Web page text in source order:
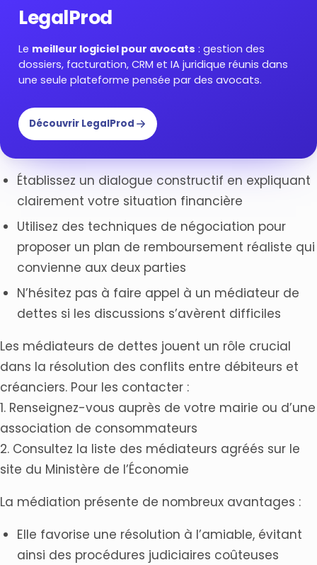
LegalProd
Le meilleur logiciel pour avocats : gestion des
dossiers, facturation, CRM et IA juridique réunis dans
une seule plateforme pensée par des avocats.
Découvrir LegalProd
Établissez un dialogue constructif en expliquant
clairement votre situation financière
Utilisez des techniques de négociation pour
proposer un plan de remboursement réaliste qui
convienne aux deux parties
N’hésitez pas à faire appel à un médiateur de
dettes si les discussions s’avèrent difficiles
Les médiateurs de dettes jouent un rôle crucial
dans la résolution des conflits entre débiteurs et
créanciers. Pour les contacter :
1. Renseignez-vous auprès de votre mairie ou d’une
association de consommateurs
2. Consultez la liste des médiateurs agréés sur le
site du Ministère de l’Économie
La médiation présente de nombreux avantages :
Elle favorise une résolution à l’amiable, évitant
ainsi des procédures judiciaires coûteuses